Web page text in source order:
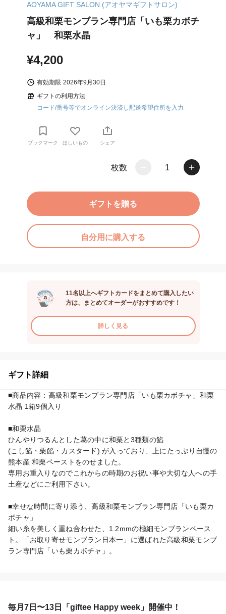
AOYAMA GIFT SALON (アオヤマギフトサロン)
高級和栗モンブラン専門店「いも栗カボチ
ャ」 和栗水晶
¥4,200
有効期限 2026年9月30日
ギフトの利用方法
コード/番号等でオンライン決済し配送希望住所を入力
ブックマーク ほしいもの シェア
枚数 1
ギフトを贈る
自分用に購入する
11名以上へギフトカードをまとめて購入したい
方は、まとめてオーダーがおすすめです！
詳しく見る
ギフト詳細
■商品内容：高級和栗モンブラン専門店「いも栗カボチャ」和栗
水晶 1箱9個入り
■和栗水晶
ひんやりつるんとした葛の中に和栗と3種類の餡
(こし餡・栗餡・カスタード) が入っており、上にたっぷり自慢の
熊本産 和栗ペーストをのせました。
専用お重入りなのでこれからの時期のお祝い事や大切な人への手
土産などにご利用下さい。
■幸せな時間に寄り添う、高級和栗モンブラン専門店「いも栗カ
ボチャ」
細い糸を美しく重ね合わせた、1.2mmの極細モンブランペース
ト。「お取り寄せモンブラン日本一」に選ばれた高級和栗モンブ
ラン専門店「いも栗カボチャ」。
毎月7日〜13日「giftee Happy week」開催中！